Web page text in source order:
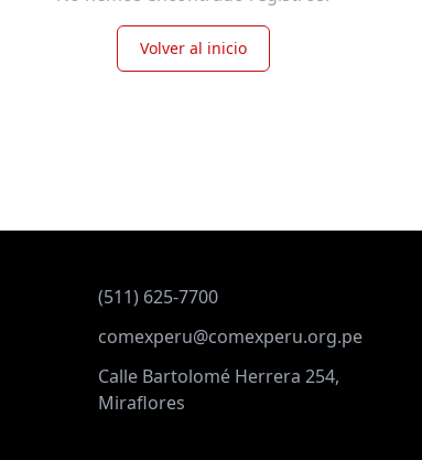
Volver al inicio
(511) 625-7700
comexperu@comexperu.org.pe
Calle Bartolomé Herrera 254,
Miraflores